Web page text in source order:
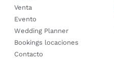
Venta
Evento
Wedding Planner
Bookings locaciones
Contacto